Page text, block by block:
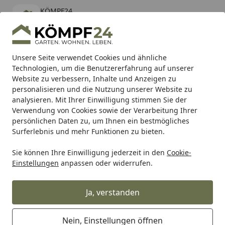
Unsere Seite verwendet Cookies und ähnliche
Technologien, um die Benutzererfahrung auf unserer
Website zu verbessern, Inhalte und Anzeigen zu
personalisieren und die Nutzung unserer Website zu
analysieren. Mit Ihrer Einwilligung stimmen Sie der
Verwendung von Cookies sowie der Verarbeitung Ihrer
persönlichen Daten zu, um Ihnen ein bestmögliches
Surferlebnis und mehr Funktionen zu bieten.
Sie können Ihre Einwilligung jederzeit in den Cookie-
Einstellungen anpassen oder widerrufen.
Ja, verstanden
Nein, Einstellungen öffnen
KÖMPF24
kostenlos - Im App Store
Hotline
Alle Produkte
Mein Konto
Suchen
Karibu Pools inkl. gratis Sandfilteranlage & Pool-
Starterset (Gesamtwert bis 468,99€)
Startseite
Sena Helmkommunikation SENA 30K Bluetooth- &
SENA 30K Bluetooth- & Mesh-
Kommunikationssystem mit
HD‑Lautsprechern, Doppelpack